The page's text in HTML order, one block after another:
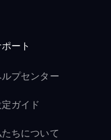
ート
プセンター
ガイド
ちについて